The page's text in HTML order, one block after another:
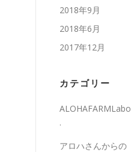
2018年9月
2018年6月
2017年12月
カテゴリー
ALOHAFARMLabo
.
アロハさんからの